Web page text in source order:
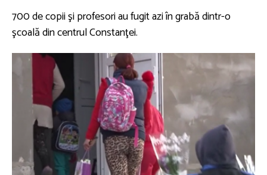
700 de copii şi profesori au fugit azi în grabă dintr-o
şcoală din centrul Constanţei.